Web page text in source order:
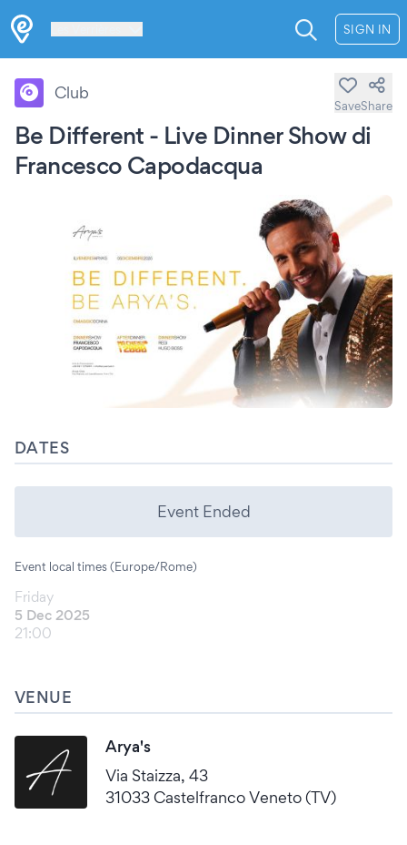
SIGN IN
Be Different - Live Dinner Show di
Francesco Capodacqua
Club
SaveShare
DATES
Event Ended
Event local times (Europe/Rome)
Friday
5 Dec 2025
21:00
VENUE
Arya's
Via Staizza, 43
31033 Castelfranco Veneto (TV)